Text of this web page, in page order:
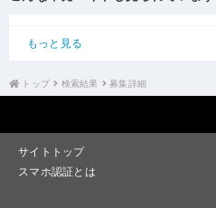
もっと見る
トップ 検索結果 募集詳細
サイトトップ
スマホ認証とは